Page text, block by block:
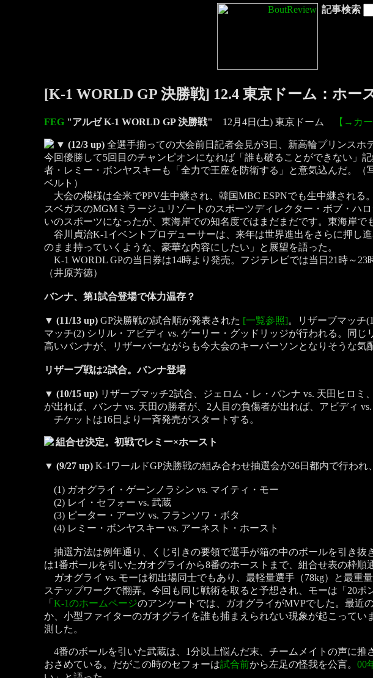
記事検索
[K-1 WORLD GP 決勝戦] 12.4 東京ドーム：ホー
FEG "アルゼ K-1 WORLD GP 決勝戦" 12月4日(土) 東京ドーム 【→カ
▼ (12/3 up) 全選手揃っての大会前日記者会見が3日、新高輪プリンスホ
今回優勝して5回目のチャンピオンになれば「誰も破ることができない」
者・レミー・ボンヤスキーも「全力で王座を防衛する」と意気込んだ。
ベルト）
大会の模様は全米でPPV生中継され、韓国MBC ESPNでも生中継され
スベガスのMGMミラージュリゾートのスポーツディレクター・ボブ・ハ
いのスポーツになったが、東海岸での知名度ではまだまだです。東海岸で
谷川貞治K-1イベントプロデューサーは、来年は世界進出をさらに押し
のまま持っていくような、豪華な内容にしたい」と展望を語った。
K-1 WORDL GPの当日券は14時より発売。フジテレビでは当日21時～23
（井原芳徳）
バンナ、第1試合登場で体力温存？
▼ (11/13 up) GP決勝戦の試合順が発表された [一覧参照]。リザーブマッチ
マッチ(2) シリル・アビディ vs. ゲーリー・グッドリッジが行われる。同
高いバンナが、リザーバーながらも今大会のキーパーソンとなりそうな気
リザーブ戦は2試合。バンナ登場
▼ (10/15 up) リザーブマッチ2試合、ジェロム・レ・バンナ vs. 天田ヒロ
が出れば、バンナ vs. 天田の勝者が、2人目の負傷者が出れば、アビディ
チケットは16日より一斉発売がスタートする。
組合せ決定。初戦でレミー×ホースト
▼ (9/27 up) K-1ワールドGP決勝戦の組み合わせ抽選会が26日都内で行われ
(1) ガオグライ・ゲーンノラシン vs. マイティ・モー
(2) レイ・セフォー vs. 武蔵
(3) ピーター・アーツ vs. フランソワ・ボタ
(4) レミー・ボンヤスキー vs. アーネスト・ホースト
抽選方法は例年通り、くじ引きの要領で選手が箱の中のボールを引き
は1番ボールを引いたガオグライから8番のホーストまで、組合せ表の枠順
ガオグライ vs. モーは初出場同士でもあり、最軽量選手（78kg）と最重
ステップワークで翻弄。今回も同じ戦術を取ると予想され、モーは「20
「 K-1のホームページのアンケートでは、ガオグライがMVPでした。最近
か、小型ファイターのガオグライを誰も捕まえられない現象が起こって
測した。
4番のボールを引いた武蔵は、1分以上悩んだ末、チームメイトの声に推
おさめている。だがこの時のセフォーは試合前から左足の怪我を公言。 00